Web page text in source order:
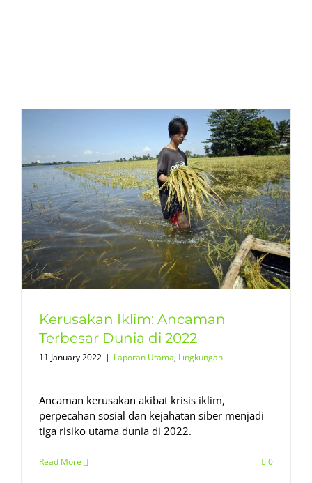
Kerusakan Iklim: Ancaman
Terbesar Dunia di 2022
11 January 2022 | Laporan Utama, Lingkungan
Ancaman kerusakan akibat krisis iklim,
perpecahan sosial dan kejahatan siber menjadi
tiga risiko utama dunia di 2022.
Read More 0